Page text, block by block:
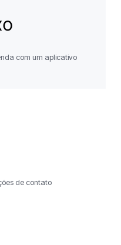
com um aplicativo
de contato